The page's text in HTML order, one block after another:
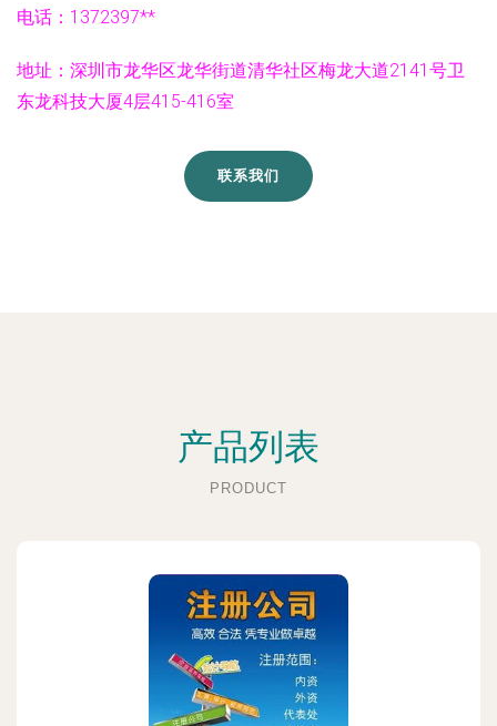
电话：1372397**
地址：深圳市龙华区龙华街道清华社区梅龙大道2141号卫
东龙科技大厦4层415-416室
联系我们
产品列表
PRODUCT